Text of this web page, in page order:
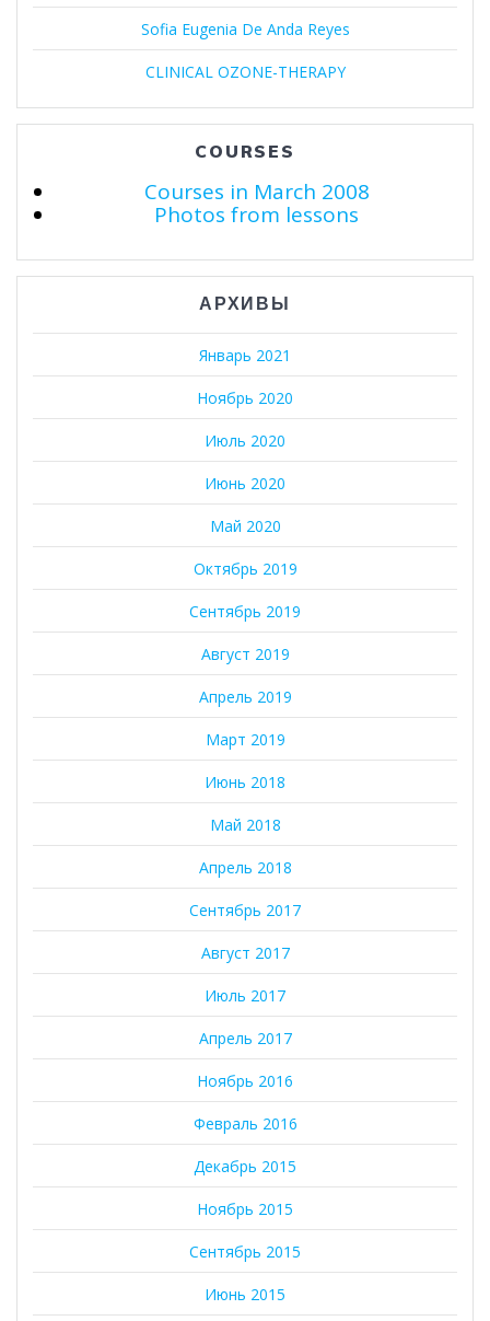
Sofia Eugenia De Anda Reyes
CLINICAL OZONE-THERAPY
COURSES
Courses in March 2008
Photos from lessons
АРХИВЫ
Январь 2021
Ноябрь 2020
Июль 2020
Июнь 2020
Май 2020
Октябрь 2019
Сентябрь 2019
Август 2019
Апрель 2019
Март 2019
Июнь 2018
Май 2018
Апрель 2018
Сентябрь 2017
Август 2017
Июль 2017
Апрель 2017
Ноябрь 2016
Февраль 2016
Декабрь 2015
Ноябрь 2015
Сентябрь 2015
Июнь 2015